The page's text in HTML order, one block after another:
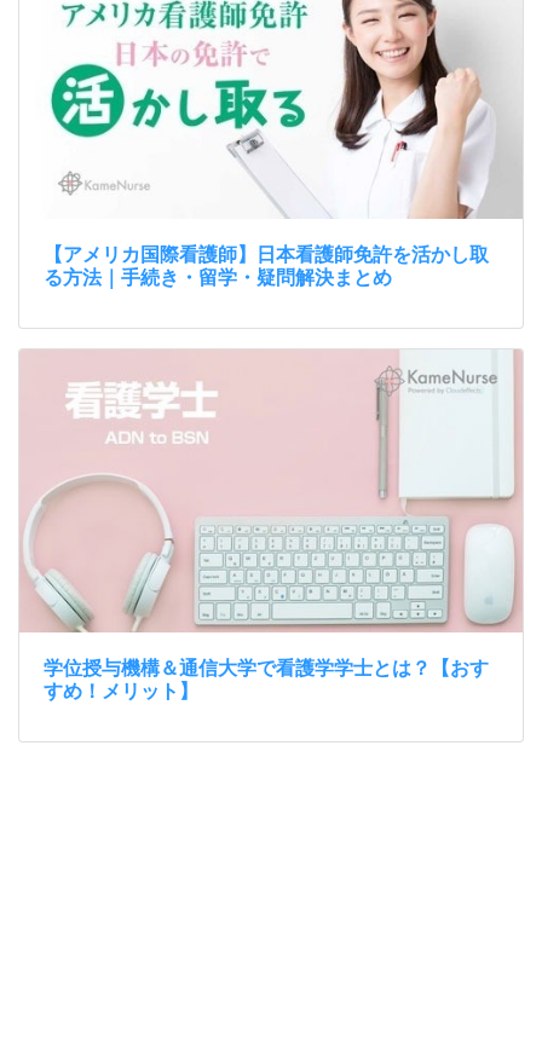
【アメリカ国際看護師】日本看護師免許を活かし取
る方法｜手続き・留学・疑問解決まとめ
学位授与機構＆通信大学で看護学学士とは？【おす
すめ！メリット】